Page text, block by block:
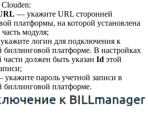
— укажите URL сторонней
платформы, на которой установлена
модуля;
логин для подключения к
биллинговой платформе. В настройках
части должен быть указан Id этой
пароль учетной записи в
биллинговой платформе.